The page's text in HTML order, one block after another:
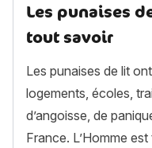
Les punaises
tout savoir
Les punaises de lit
logements, écoles,
d’angoisse, de
France. L’Homme